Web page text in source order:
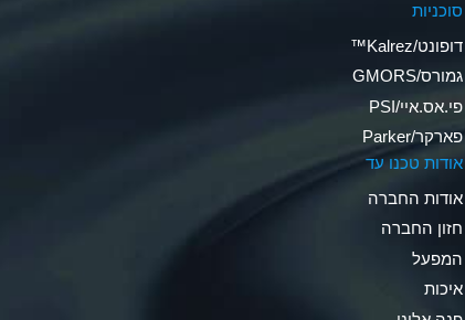
סוכניות
דופונט/Kalrez™
גמורס/GMORS
פי.אס.איי/PSI
פארקר/Parker
אודות טכנו עד
אודות החברה
חזון החברה
המפעל
איכות